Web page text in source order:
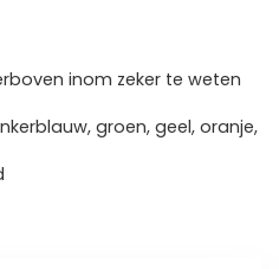
inom zeker te weten
groen, geel, oranje,